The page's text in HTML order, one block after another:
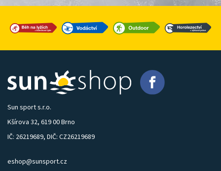
Sun sport s.r.o.
Kšírova 32, 619 00 Brno
IČ: 26219689, DIČ: CZ26219689
eshop@sunsport.cz